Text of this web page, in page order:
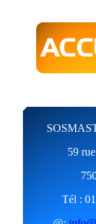
59
Tél :